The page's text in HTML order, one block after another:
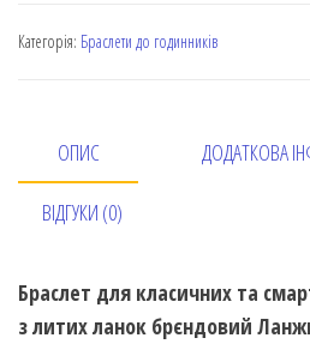
Категорія: Браслети до годинників
ОПИС ДОДАТКОВА
ВІДГУКИ (0)
Браслет для класичних та
з литих ланок брєндовий